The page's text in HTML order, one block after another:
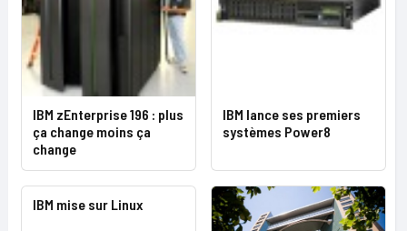
IBM zEnterprise 196 : plus
ça change moins ça
change
IBM lance ses premiers
systèmes Power8
IBM mise sur Linux